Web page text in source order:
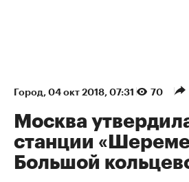
Город⁠, 04 окт 2018, 07:31 70
Москва
станции
Большой